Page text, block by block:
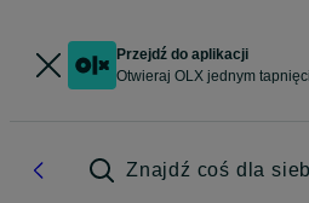
Przejdź do aplikacji
Otwieraj OLX jednym
Znajdź coś dla